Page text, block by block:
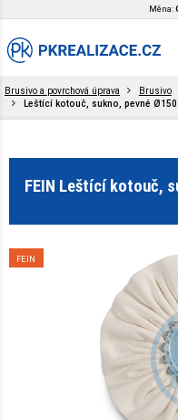
Měna:
Brusivo a povrchová úprava Brusivo
Leštící kotouč, sukno, pevné Ø150
FEIN Leštící kotouč,
FEIN